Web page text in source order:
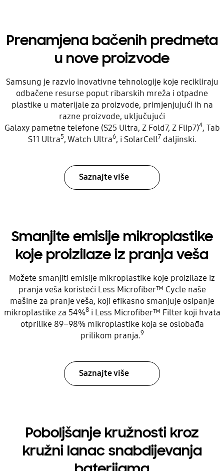
Prenamjena bačenih predmeta
u nove proizvode
Samsung je razvio inovativne tehnologije koje recikliraju
odbačene resurse poput ribarskih mreža i otpadne
plastike u materijale za proizvode, primjenjujući ih na
razne proizvode, uključujući
Galaxy pametne telefone (S25 Ultra, Z Fold7, Z Flip7)4, Tab
S11 Ultra5, Watch Ultra6, i SolarCell7 daljinski.
Saznajte više
Smanjite emisije mikroplastike
koje proizilaze iz pranja veša
Možete smanjiti emisije mikroplastike koje proizilaze iz
pranja veša koristeći Less Microfiber™ Cycle naše
mašine za pranje veša, koji efikasno smanjuje osipanje
mikroplastike za 54%8i Less Microfiber™ Filter koji hvata
otprilike 89–98% mikroplastike koja se oslobađa
prilikom pranja.9
Saznajte više
Poboljšanje kružnosti kroz
kružni lanac snabdijevanja